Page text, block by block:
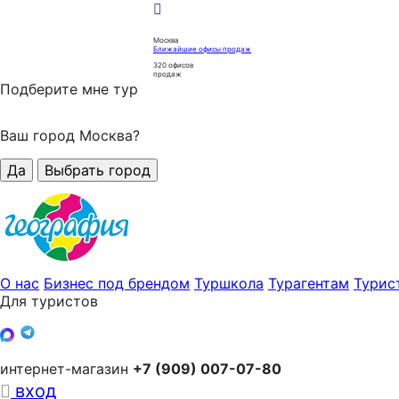
Москва
Ближайшие офисы продаж
320 офисов
продаж
Подберите мне тур
Ваш город Москва?
Да
Выбрать город
О нас Бизнес под брендом Туршкола Турагентам
Для туристов
интернет-магазин +7 (909) 007-07-80
вход